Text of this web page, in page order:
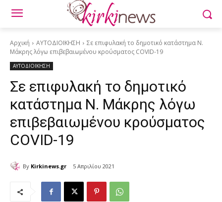
Αρχική ΑΥΤΟΔΙΟΙΚΗΣΗ
Σε επιφυλακή το δημοτικό κατάστημα Ν.
Μάκρης λόγω επιβεβαιωμένου κρούσματος COVID-19
ΑΥΤΟΔΙΟΙΚΗΣΗ
Σε επιφυλακή το δημοτικό
κατάστημα Ν. Μάκρης λόγω
επιβεβαιωμένου κρούσματος
COVID-19
By Kirkinews.gr 5 Απριλίου 2021